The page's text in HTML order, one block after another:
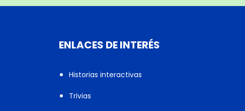
ENLACES DE INTERÉS
Historias interactivas
Trivias